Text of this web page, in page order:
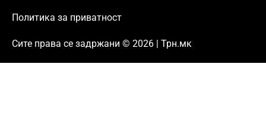
Политика за приватност
Сите права се задржани © 2026 | Трн.мк